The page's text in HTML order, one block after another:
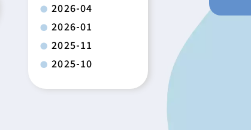
2026-04
2026-01
2025-11
2025-10